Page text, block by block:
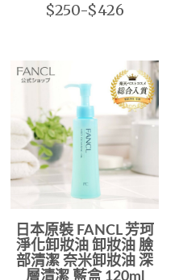
$250-$426
日本原裝 FANCL 芳珂
淨化卸妝油 卸妝油 臉
部清潔 奈米卸妝油 深
層清潔 藍盒 120ml